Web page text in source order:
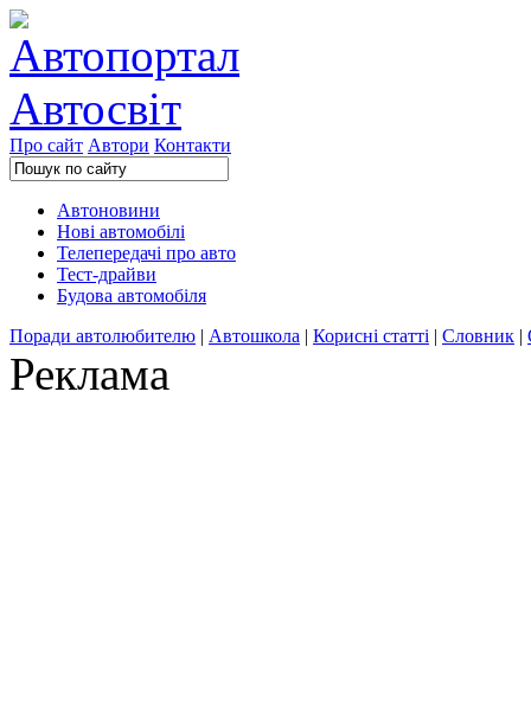
Про сайт Автори Контакти
Автоновини
Нові автомобілі
Телепередачі про авто
Тест-драйви
Будова автомобіля
Поради автолюбителю | Автошкола | Корисні статті | Словник |
Реклама